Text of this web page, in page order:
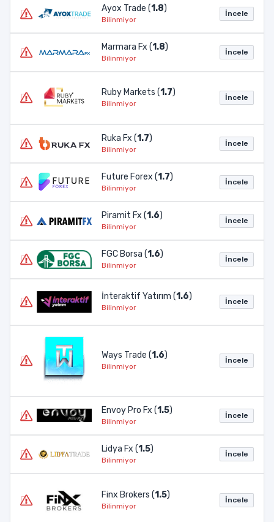
Ayox Trade (1.8)
Bilinmiyor
İncele
Marmara Fx (1.8)
Bilinmiyor
İncele
Ruby Markets (1.7)
Bilinmiyor
İncele
Ruka Fx (1.7)
Bilinmiyor
İncele
Future Forex (1.7)
Bilinmiyor
İncele
Piramit Fx (1.6)
Bilinmiyor
İncele
FGC Borsa (1.6)
Bilinmiyor
İncele
İnteraktif Yatırım (1.6)
Bilinmiyor
İncele
Ways Trade (1.6)
Bilinmiyor
İncele
Envoy Pro Fx (1.5)
Bilinmiyor
İncele
Lidya Fx (1.5)
Bilinmiyor
İncele
Finx Brokers (1.5)
Bilinmiyor
İncele